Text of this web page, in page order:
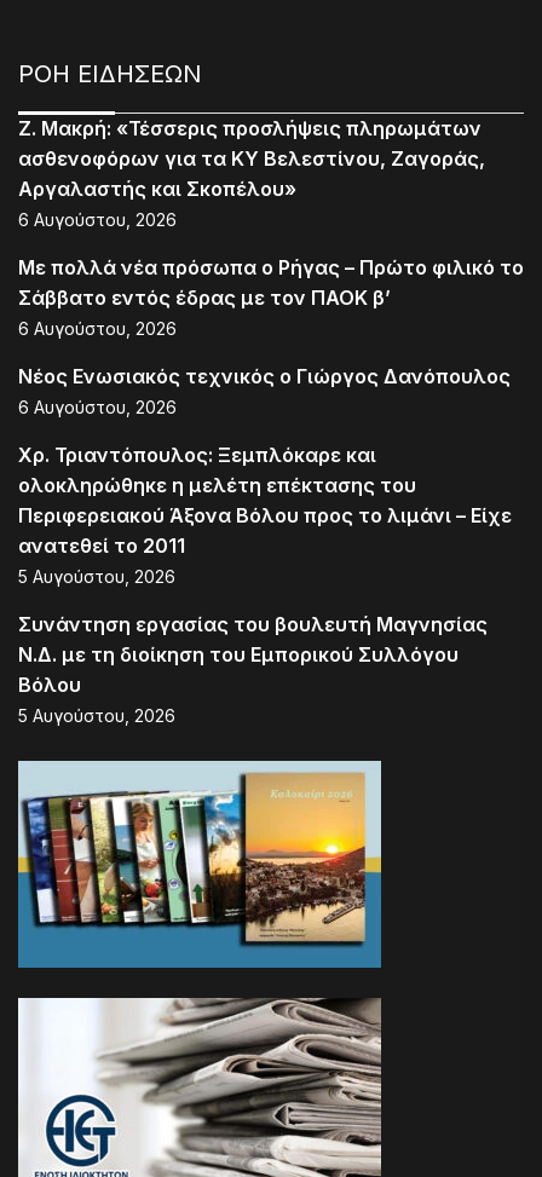
ΡΟΗ ΕΙΔΗΣΕΩΝ
Ζ. Μακρή: «Τέσσερις προσλήψεις πληρωμάτων
ασθενοφόρων για τα ΚΥ Βελεστίνου, Ζαγοράς,
Αργαλαστής και Σκοπέλου»
6 Αυγούστου, 2026
Με πολλά νέα πρόσωπα ο Ρήγας – Πρώτο φιλικό το
Σάββατο εντός έδρας με τον ΠΑΟΚ β’
6 Αυγούστου, 2026
Νέος Ενωσιακός τεχνικός ο Γιώργος Δανόπουλος
6 Αυγούστου, 2026
Χρ. Τριαντόπουλος: Ξεμπλόκαρε και
ολοκληρώθηκε η μελέτη επέκτασης του
Περιφερειακού Άξονα Βόλου προς το λιμάνι – Είχε
ανατεθεί το 2011
5 Αυγούστου, 2026
Συνάντηση εργασίας του βουλευτή Μαγνησίας
Ν.Δ. με τη διοίκηση του Εμπορικού Συλλόγου
Βόλου
5 Αυγούστου, 2026